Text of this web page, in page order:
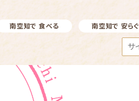
南空知で 食べる 南空知で 安らぐ